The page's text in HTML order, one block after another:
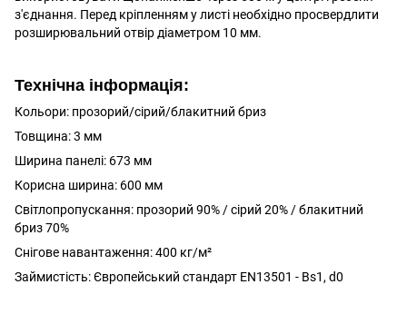
з'єднання. Перед кріпленням у листі необхідно просвердлити
розширювальний отвір діаметром 10 мм.
Технічна інформація:
Кольори: прозорий/сірий/блакитний бриз
Товщина: 3 мм
Ширина панелі: 673 мм
Корисна ширина: 600 мм
Світлопропускання: прозорий 90% / сірий 20% / блакитний
бриз 70%
Снігове навантаження: 400 кг/м²
Займистість: Європейський стандарт EN13501 - Bs1, d0